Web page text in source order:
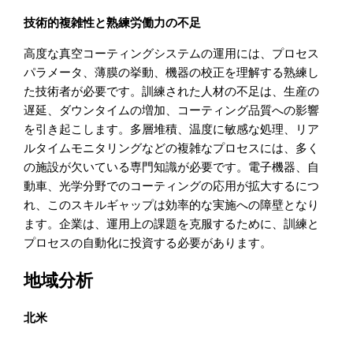
技術的複雑性と熟練労働力の不足
高度な真空コーティングシステムの運用には、プロセス
パラメータ、薄膜の挙動、機器の校正を理解する熟練し
た技術者が必要です。訓練された人材の不足は、生産の
遅延、ダウンタイムの増加、コーティング品質への影響
を引き起こします。多層堆積、温度に敏感な処理、リア
ルタイムモニタリングなどの複雑なプロセスには、多く
の施設が欠いている専門知識が必要です。電子機器、自
動車、光学分野でのコーティングの応用が拡大するにつ
れ、このスキルギャップは効率的な実施への障壁となり
ます。企業は、運用上の課題を克服するために、訓練と
プロセスの自動化に投資する必要があります。
地域分析
北米